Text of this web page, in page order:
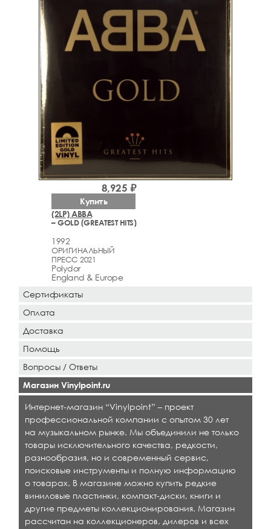
(2LP) ABBA
– GOLD (GREATEST HITS)
1992
ОРИГИНАЛЬНЫЙ
ПРЕСС 2021
Polydor
England & Europe
8,925 ₽
Купить
Сертификаты
Оплата
Доставка
Помощь
Вопросы / Ответы
Магазин Vinylpoint.ru
Интернет-магазин “Vinylpoint” – проект
профессиональной компании с опытом 30 лет
на музыкальном рынке. Мы объединили не только
товары исключительного качества, редкости,
разнообразия, но и современный сервис,
поисковые инструменты и полную информацию
о товарах. В магазине можно купить редкие
виниловые пластинки, компакт-диски, книги и
другие предметы коллекционирования. Магазин
рассчитан на коллекционеров, дилеров и всех